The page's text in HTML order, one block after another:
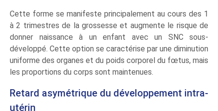
Cette forme se manifeste principalement au cours des 1
à 2 trimestres de la grossesse et augmente le risque de
donner naissance à un enfant avec un SNC sous-
développé. Cette option se caractérise par une diminution
uniforme des organes et du poids corporel du fœtus, mais
les proportions du corps sont maintenues.
Retard asymétrique du développement intra-
utérin